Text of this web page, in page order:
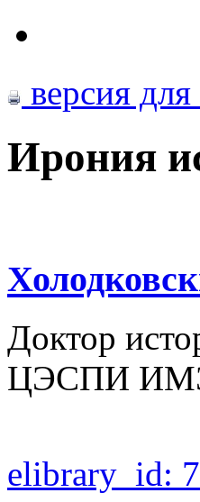
версия для
Ирония
Доктор
ЦЭСПИ
elibrary_id: